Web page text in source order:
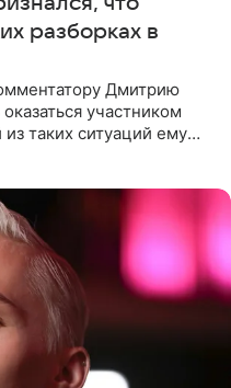
разборках в
Дмитрию
участником
таких ситуаций ему